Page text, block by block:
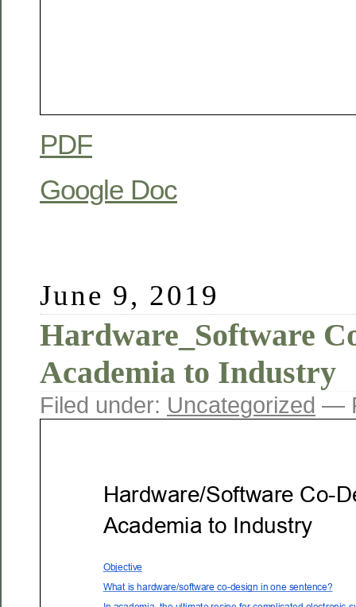
PDF
Google Doc
June 9, 2019
Hardware_Software
Academia to Industry
Filed under: Uncategorized —